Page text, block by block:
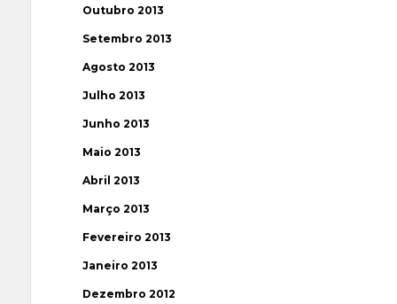
Outubro 2013
Setembro 2013
Agosto 2013
Julho 2013
Junho 2013
Maio 2013
Abril 2013
Março 2013
Fevereiro 2013
Janeiro 2013
Dezembro 2012